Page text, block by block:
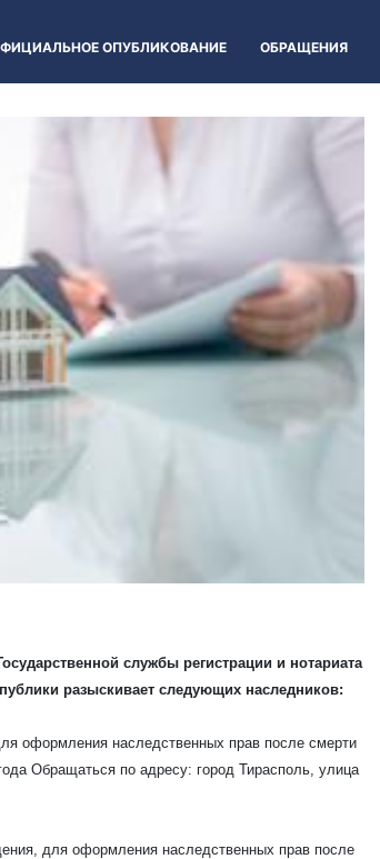
ОПУБЛИКОВАНИЕ ОБРАЩЕНИЯ
службы регистрации и нотариата
разыскивает следующих наследников:
оформления наследственных прав после смерти
Обращаться по адресу: город Тирасполь, улица
для оформления наследственных прав после